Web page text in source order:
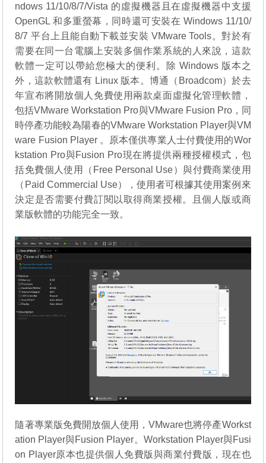
ndows 11/10/8/7/Vista 的虛擬機器且在虛擬機器中支援
OpenGL 和多重螢幕，同時還可安裝在 Windows 11/10/
8/7 平台上且能自動下載並安裝 VMware Tools。對於有
需要在同一台電腦上安裝多個作業系統的人來說，這款
軟體一定可以帶給您極大的便利。除 Windows 版本之
外，這款軟體還有 Linux 版本。博通（Broadcom）於去
年宣布將開放個人免費使用兩款桌面虛擬化管理軟體，
包括VMware Workstation Pro與VMware Fusion Pro，同
時停產功能較為陽春的VMware Workstation Player與VM
ware Fusion Player 。原本僅供專業人士付費使用的Wor
kstation Pro與Fusion Pro現在將提供兩種授權模式，包
括免費個人使用（Free Personal Use）與付費商業使用
（Paid Commercial Use），使用者可根據其使用案例來
決定是否需要付費訂閱以取得商業授權。且個人版或商
業版軟體的功能完全一致。
隨著專業版免費開放個人使用，VMware也將停產Workst
ation Player與Fusion Player。Workstation Player與Fusi
on Player原本也提供個人免費版與商業付費版，現在也